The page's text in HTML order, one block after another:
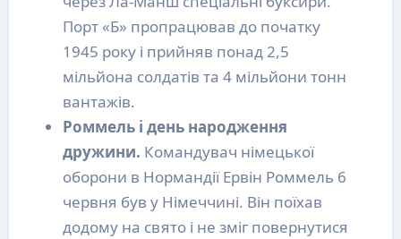
Порт «Б» пропрацював до початку
1945 року і прийняв понад 2,5
мільйона солдатів та 4 мільйони тонн
вантажів.
Роммель і день народження
дружини. Командувач німецької
оборони в Нормандії Ервін Роммель 6
червня був у Німеччині. Він поїхав
додому на свято і не зміг повернутися